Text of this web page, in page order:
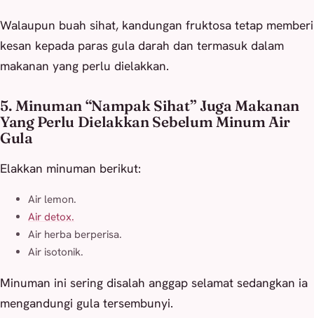
Walaupun buah sihat, kandungan fruktosa tetap memberi
kesan kepada paras gula darah dan termasuk dalam
makanan yang perlu dielakkan.
5. Minuman “Nampak Sihat” Juga Makanan
Yang Perlu Dielakkan Sebelum Minum Air
Gula
Elakkan minuman berikut:
Air lemon.
Air detox.
Air herba berperisa.
Air isotonik.
Minuman ini sering disalah anggap selamat sedangkan ia
mengandungi gula tersembunyi.